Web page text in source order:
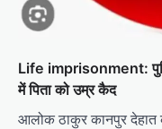
Life imprisonment:
में पिता को उम्र कैद
आलोक ठाकुर कानपुर